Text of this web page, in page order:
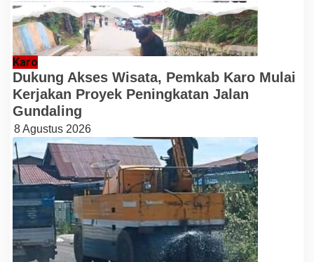
Karo
Dukung Akses Wisata, Pemkab Karo Mulai
Kerjakan Proyek Peningkatan Jalan
Gundaling
8 Agustus 2026